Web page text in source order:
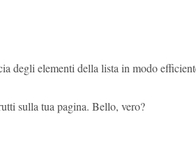
degli elementi della lista in modo
sulla tua pagina. Bello, vero?